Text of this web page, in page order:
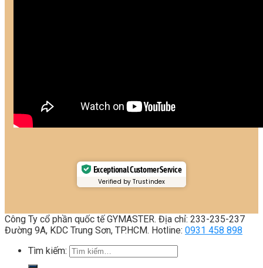
Exceptional Customer Service
Verified by Trustindex
Công Ty cổ phần quốc tế GYMASTER. Địa chỉ: 233-235-237
Đường 9A, KDC Trung Sơn, TP.HCM. Hotline: 0931 458 898
Tìm kiếm: